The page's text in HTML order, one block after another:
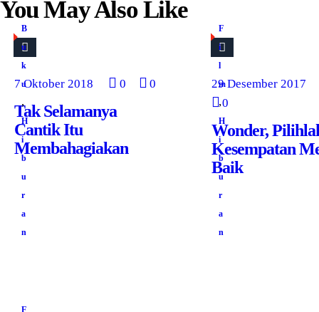
You May Also Like
B
u
k
u
,
H
i
b
u
r
a
n
7 Oktober 2018 0 0
Tak Selamanya
Cantik Itu
Membahagiakan
F
i
l
m
,
H
i
b
u
r
a
n
29 Desember 2017
0
Wonder,
Kesempatan
Baik
F